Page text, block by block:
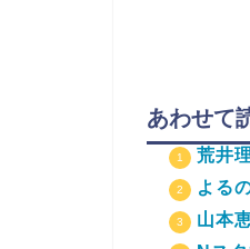
あわせて
荒井
よる
山本